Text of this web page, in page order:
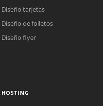
Diseño tarjetas
Diseño de folletos
Diseño flyer
HOSTING